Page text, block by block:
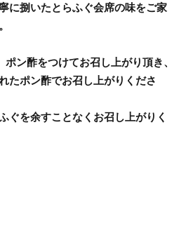
に捌いたとらふぐ会席の味をご家
ン酢をつけてお召し上がり頂き、
たポン酢でお召し上がりくださ
ぐを余すことなくお召し上がりく